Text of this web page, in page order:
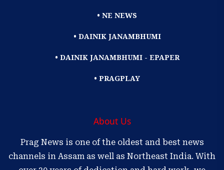
• NE NEWS
• DAINIK JANAMBHUMI
• DAINIK JANAMBHUMI - EPAPER
• PRAGPLAY
About Us
Prag News is one of the oldest and best news
channels in Assam as well as Northeast India. With